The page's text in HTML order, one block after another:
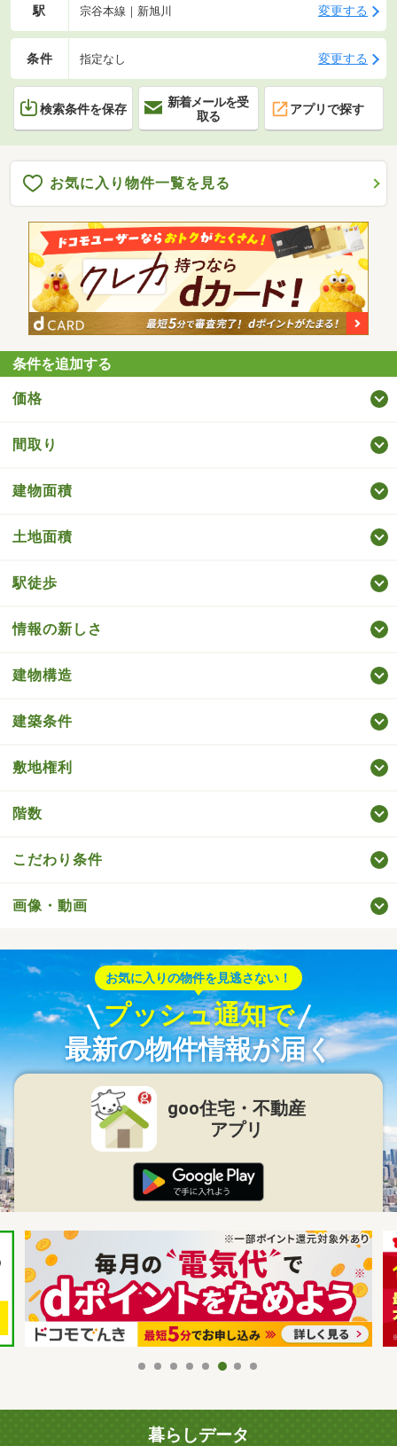
駅 宗谷本線｜新旭川 変更する
条件 指定なし 変更する
検索条件を保存
新着メールを受
取る
アプリで探す
お気に入り物件一覧を見る
条件を追加する
価格
間取り
建物面積
土地面積
駅徒歩
情報の新しさ
建物構造
建築条件
敷地権利
階数
こだわり条件
画像・動画
お気に入りの物件を見逃さない！
プッシュ通知で
最新の物件情報が届く
goo住宅・不動産
アプリ
暮らしデータ